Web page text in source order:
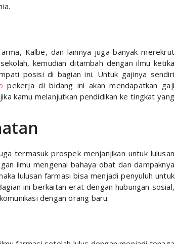
Kalbe, dan lainnya juga banyak merekrut
kemudian ditambah dengan ilmu ketika
posisi di bagian ini. Untuk gajinya sendiri
pekerja di bidang ini akan mendapatkan gaji
kamu melanjutkan pendidikan ke tingkat yang
termasuk prospek menjanjikan untuk lulusan
ilmu mengenai bahaya obat dan dampaknya
lulusan farmasi bisa menjadi penyuluh untuk
ini berkaitan erat dengan hubungan sosial,
dengan orang baru.